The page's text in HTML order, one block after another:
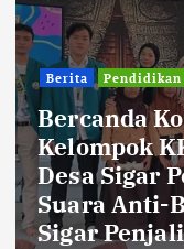
Berita Pendidikan
Bercanda
Kelompok
Desa Sigar
Suara Anti-
Sigar